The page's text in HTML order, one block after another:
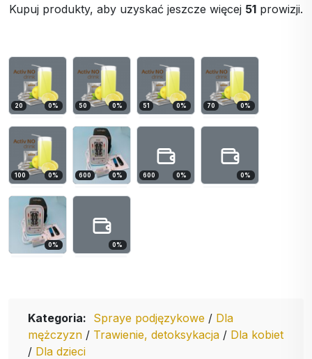
Kupuj produkty, aby uzyskać jeszcze więcej 51 prowizji.
20 0% 50 0% 51 0% 70 0%
100 0% 600 0% 600 0% 0%
0% 0%
Kategoria: Spraye podjęzykowe / Dla
mężczyzn / Trawienie, detoksykacja / Dla kobiet
/ Dla dzieci